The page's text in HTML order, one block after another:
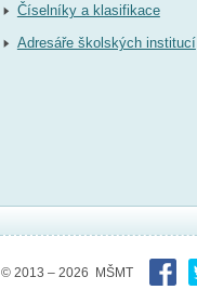
Číselníky a klasifikace
Adresáře školských institucí
© 2013 – 2026 MŠMT